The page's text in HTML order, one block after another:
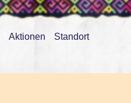
Aktionen Standort